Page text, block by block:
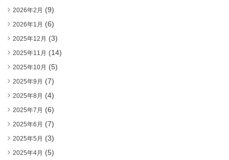
2026年2月 (9)
2026年1月 (6)
2025年12月 (3)
2025年11月 (14)
2025年10月 (5)
2025年9月 (7)
2025年8月 (4)
2025年7月 (6)
2025年6月 (7)
2025年5月 (3)
2025年4月 (5)